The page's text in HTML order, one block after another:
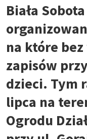
Biała
na które
zapisów
dzieci. Tym
lipca na
Ogrodu